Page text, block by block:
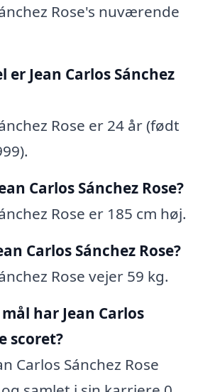
Rose's nuværende
er Jean Carlos Sánchez
Rose er 24 år (født
Carlos Sánchez Rose?
Rose er 185 cm høj.
Carlos Sánchez Rose?
Rose vejer 59 kg.
har Jean Carlos
scoret?
Carlos Sánchez Rose